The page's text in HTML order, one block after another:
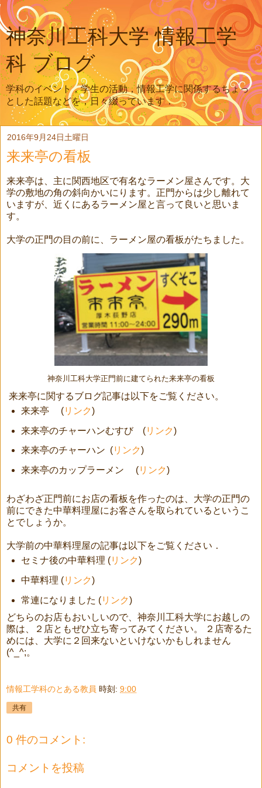
神奈川工科大学 情報工学
科 ブログ
学科のイベント，学生の活動，情報工学に関係するちょっ
とした話題などを，日々綴っています．
2016年9月24日土曜日
来来亭の看板
来来亭は、主に関西地区で有名なラーメン屋さんです。大
学の敷地の角の斜向かいにります。正門からは少し離れて
いますが、近くにあるラーメン屋と言って良いと思いま
す。
大学の正門の目の前に、ラーメン屋の看板がたちました。
神奈川工科大学正門前に建てられた来来亭の看板
来来亭に関するブログ記事は以下をご覧ください。
来来亭 (リンク)
来来亭のチャーハンむすび (リンク)
来来亭のチャーハン (リンク)
来来亭のカップラーメン (リンク)
わざわざ正門前にお店の看板を作ったのは、大学の正門の
前にできた中華料理屋にお客さんを取られているというこ
とでしょうか。
大学前の中華料理屋の記事は以下をご覧ください．
セミナ後の中華料理 (リンク)
中華料理 (リンク)
常連になりました (リンク)
どちらのお店もおいしいので、神奈川工科大学にお越しの
際は、２店ともぜひ立ち寄ってみてください。 ２店寄るた
めには、大学に２回来ないといけないかもしれません
(^_^;。
情報工学科のとある教員 時刻: 9:00
共有
0 件のコメント:
コメントを投稿